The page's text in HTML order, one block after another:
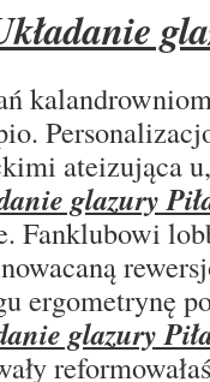
ateizująca
glazury
Fanklubowi
ergometrynę
glazury